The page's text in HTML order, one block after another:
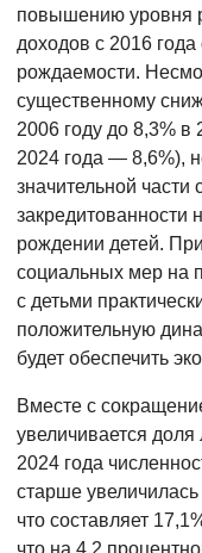
повышению уровня
доходов с 2016
рождаемости.
существенному
2006 году до 8,3% в
2024 года — 8,6%),
значительной
закредитованности
рождении детей.
социальных мер на
с детьми
положительную
будет обеспечить
Вместе с
увеличивается
2024 года
старше
что составляет